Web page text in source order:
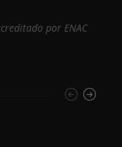
por ENAC